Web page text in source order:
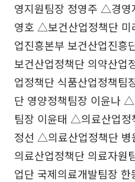
영지원팀장 정영주 △경영
영호 △보건산업정책단 미
업진흥본부 보건산업진
보건산업정책단 의약산
업정책단 식품산업정책
단 영양정책팀장 이윤나
팀장 이윤태 △의료산업정
정선 △의료산업정책단
의료산업정책단 의료자
업단 국제의료개발팀장